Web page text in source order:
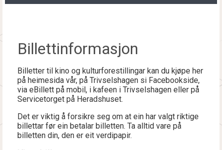
Billettinformasjon
Billetter til kino og kulturforestillingar kan du kjøpe her
på heimesida vår, på Trivselshagen si Facebookside,
via eBillett på mobil, i kafeen i Trivselshagen eller på
Servicetorget på Heradshuset.
Det er viktig å forsikre seg om at ein har valgt riktige
billettar før ein betalar billetten. Ta alltid vare på
billetten din, den er eit verdipapir.